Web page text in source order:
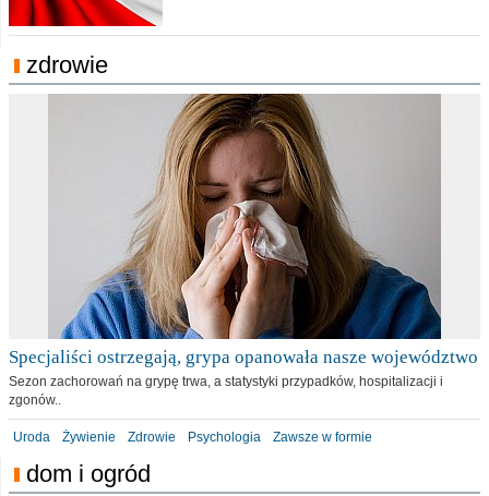
zdrowie
Specjaliści ostrzegają, grypa opanowała nasze województwo
Sezon zachorowań na grypę trwa, a statystyki przypadków, hospitalizacji i
zgonów..
Uroda Żywienie Zdrowie Psychologia Zawsze w formie
dom i ogród